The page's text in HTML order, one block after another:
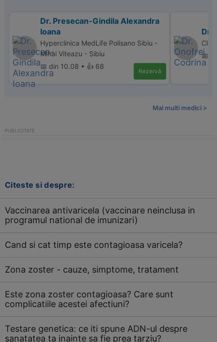
Dr. Presecan-Gindila Alexandra
Ioana
Hyperclinica MedLife Polisano Sibiu -
Mihai Viteazu - Sibiu
📅 din 10.08 • 👍 68
Rezervă
Dr.
📅
Mai multi medici >
Citeste si despre:
Vaccinarea antivaricela (vaccinare neinclusa in
programul national de imunizari)
Cand si cat timp este contagioasa varicela?
Zona zoster - cauze, simptome, tratament
Este zona zoster contagioasa? Care sunt
complicatiile acestei afectiuni?
Testare genetica: ce iti spune ADN-ul despre
sanatatea ta inainte sa fie prea tarziu?